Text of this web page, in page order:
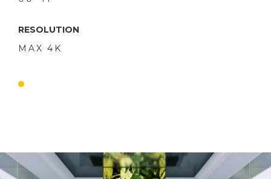
RESOLUTION
MAX 4K